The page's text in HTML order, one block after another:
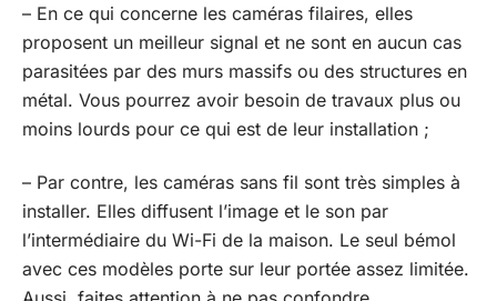
– En ce qui concerne les caméras filaires, elles
proposent un meilleur signal et ne sont en aucun cas
parasitées par des murs massifs ou des structures en
métal. Vous pourrez avoir besoin de travaux plus ou
moins lourds pour ce qui est de leur installation ;
– Par contre, les caméras sans fil sont très simples à
installer. Elles diffusent l’image et le son par
l’intermédiaire du Wi-Fi de la maison. Le seul bémol
avec ces modèles porte sur leur portée assez limitée.